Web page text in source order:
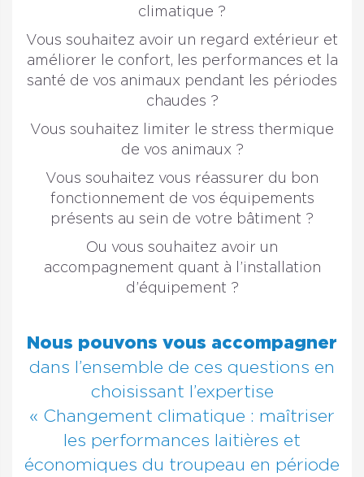
climatique ?
Vous souhaitez avoir un regard extérieur et
améliorer le confort, les performances et la
santé de vos animaux pendant les périodes
chaudes ?
Vous souhaitez limiter le stress thermique
de vos animaux ?
Vous souhaitez vous réassurer du bon
fonctionnement de vos équipements
présents au sein de votre bâtiment ?
Ou vous souhaitez avoir un
accompagnement quant à l’installation
d’équipement ?
Nous pouvons vous accompagner
dans l’ensemble de ces questions en
choisissant l’expertise
« Changement climatique : maîtriser
les performances laitières et
économiques du troupeau en période